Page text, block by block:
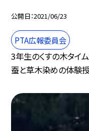
公開日 2021/06/23
PTA広報委員会
3年生のくすの木タイ
蚕と草木染めの体験